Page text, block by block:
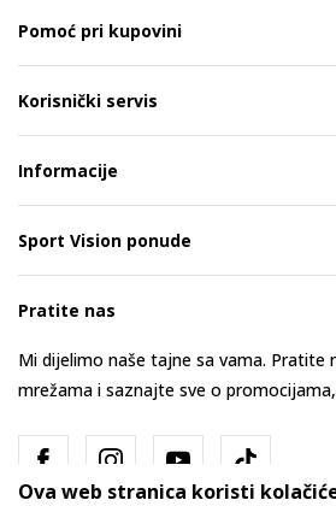
Pomoć pri kupovini
Korisnički servis
Informacije
Sport Vision ponude
Pratite nas
Mi dijelimo naše tajne sa vama. Pratite
mrežama i saznajte sve o
Ova web stranica koristi